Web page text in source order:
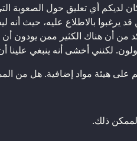
لديكم أي تعليق حول الصعوبة
قد يرغبوا بالاطلاع عليه، حيث
من أن هناك الكثير ممن يودون
لكنني أخشى أنه ينبغي علينا
على هيئة مواد إضافية. هل من
ذلك.